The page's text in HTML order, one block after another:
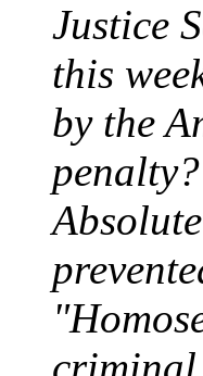
Justice
this
by the